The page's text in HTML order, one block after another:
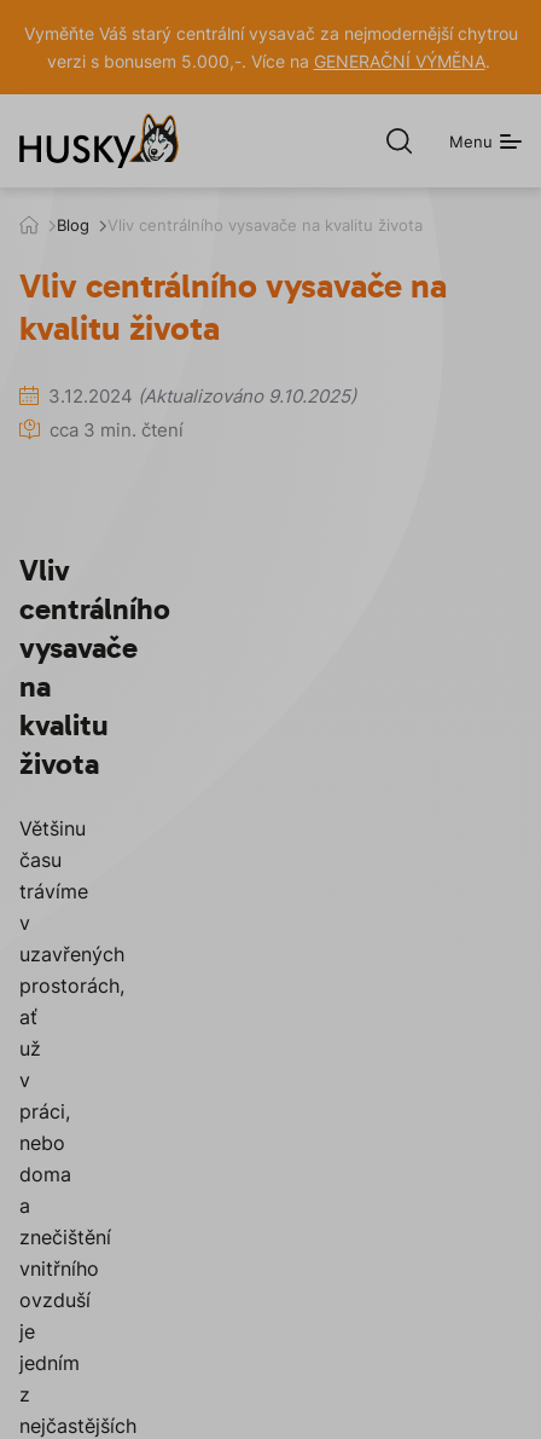
Vyměňte Váš starý centrální vysavač za nejmodernější chytrou
verzi s bonusem 5.000,-. Více na GENERAČNÍ VÝMĚNA.
OtevřítMenu
h
k
.
z
Blog Vliv centrálního vysavače na kvalitu života
Vliv centrálního vysavače na
kvalitu života
3.12.2024 (Aktualizováno 9.10.2025)
cca 3 min. čtení
Vliv
centrálního
vysavače
na
kvalitu
života
Většinu
času
trávíme
v
uzavřených
prostorách,
ať
už
v
práci,
nebo
doma
a
znečištění
vnitřního
ovzduší
je
jedním
z
nejčastějších